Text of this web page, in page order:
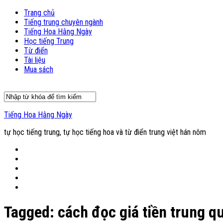
Trang chủ
Tiếng trung chuyên ngành
Tiếng Hoa Hằng Ngày
Học tiếng Trung
Từ điển
Tài liệu
Mua sách
Tiếng Hoa Hằng Ngày
tự học tiếng trung, tự học tiếng hoa và từ điển trung việt hán nôm
Tagged: cách đọc giá tiền trung